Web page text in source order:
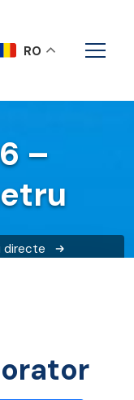
–
directe
RO